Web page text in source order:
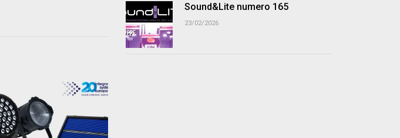
Sound&Lite numero 165
23/02/2026